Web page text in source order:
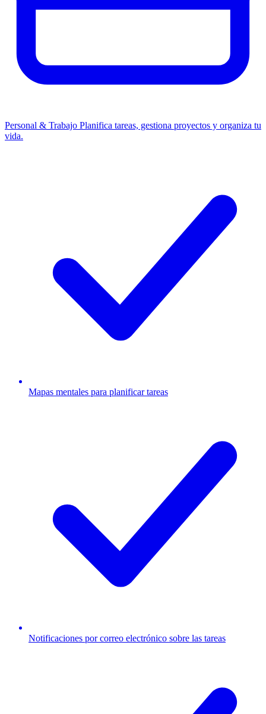
Personal & Trabajo Planifica tareas, gestiona proyectos y organiza tu
vida.
Mapas mentales para planificar tareas
Notificaciones por correo electrónico sobre las tareas